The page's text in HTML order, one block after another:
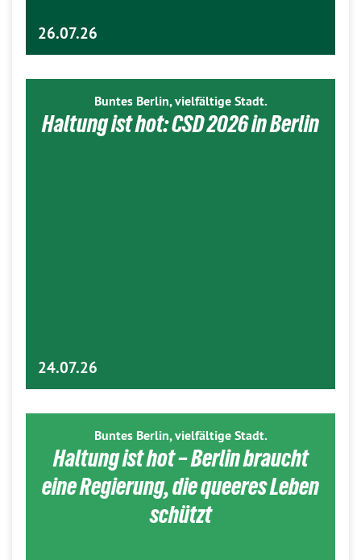
26.07.26
Buntes Berlin, vielfältige Stadt.
Haltung ist hot: CSD 2026 in Berlin
24.07.26
Buntes Berlin, vielfältige Stadt.
Haltung ist hot – Berlin braucht
eine Regierung, die queeres Leben
schützt